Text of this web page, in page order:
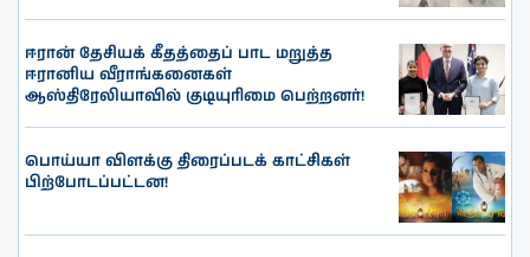
ஈரான் தேசியக் கீதத்தைப் பாட மறுத்த
ஈரானிய வீராங்கனைகள்
ஆஸ்திரேலியாவில் குடியுரிமை பெற்றனர்!
பொய்யா விளக்கு திரைப்படக் காட்சிகள்
பிற்போடப்பட்டன!